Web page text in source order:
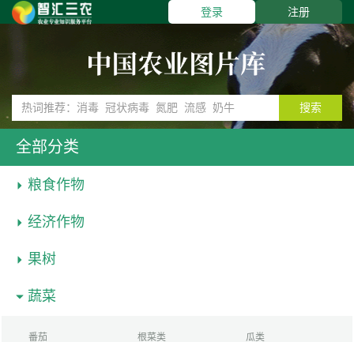
登录 注册
搜索
全部分类
粮食作物
经济作物
果树
蔬菜
番茄 根菜类 瓜类